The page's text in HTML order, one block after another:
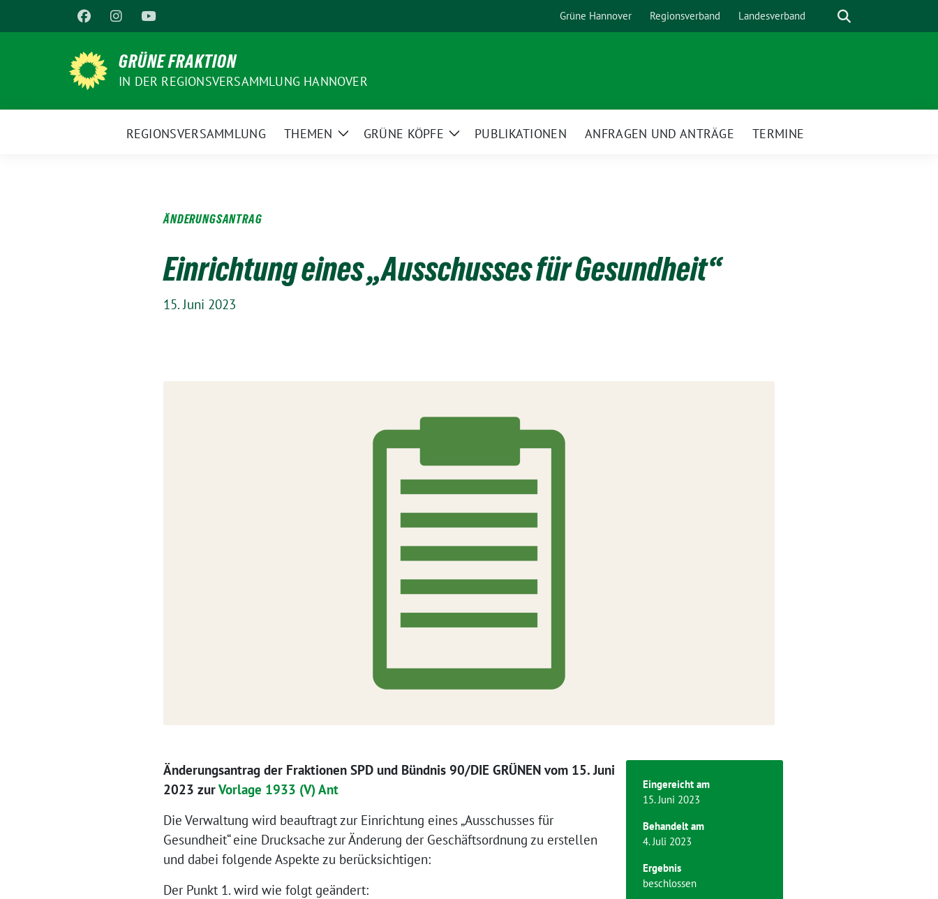
zum
Grüne Hannover Regionsverband Landesverband Suche
GRÜNE FRAKTION
IN DER REGIONSVERSAMMLUNG HANNOVER
REGIONSVERSAMMLUNG THEMEN
ZeigeGRÜNE KÖPFE
ZeigePUBLIKATIONEN ANFRAGEN UND ANTRÄGE TERMINE
ÄNDERUNGSANTRAG
Einrichtung eines „Ausschusses für Gesundheit“
15. Juni 2023
Änderungsantrag der Fraktionen SPD und Bündnis 90/DIE GRÜNEN vom 15. Juni
2023 zurVorlage 1933 (V) Ant
Die Verwaltung wird beauftragt zur Einrichtung eines „Ausschusses für
Gesundheit“ eine Drucksache zur Änderung der Geschäftsordnung zu erstellen
und dabei folgende Aspekte zu berücksichtigen:
Der Punkt 1. wird wie folgt geändert:
Eingereicht am
15. Juni 2023
Behandelt am
4. Juli 2023
Ergebnis
beschlossen